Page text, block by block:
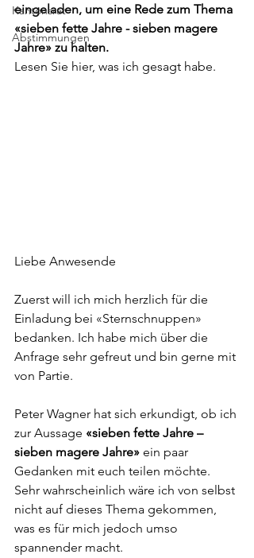
Kantonsrat
Abstimmungen
eingeladen, um eine Rede zum Thema
«sieben fette Jahre - sieben magere
Jahre» zu halten.
Lesen Sie hier, was ich gesagt habe.
Liebe Anwesende
Zuerst will ich mich herzlich für die
Einladung bei «Sternschnuppen»
bedanken. Ich habe mich über die
Anfrage sehr gefreut und bin gerne mit
von Partie.
Peter Wagner hat sich erkundigt, ob ich
zur Aussage «sieben fette Jahre –
sieben magere Jahre» ein paar
Gedanken mit euch teilen möchte.
Sehr wahrscheinlich wäre ich von selbst
nicht auf dieses Thema gekommen,
was es für mich jedoch umso
spannender macht.